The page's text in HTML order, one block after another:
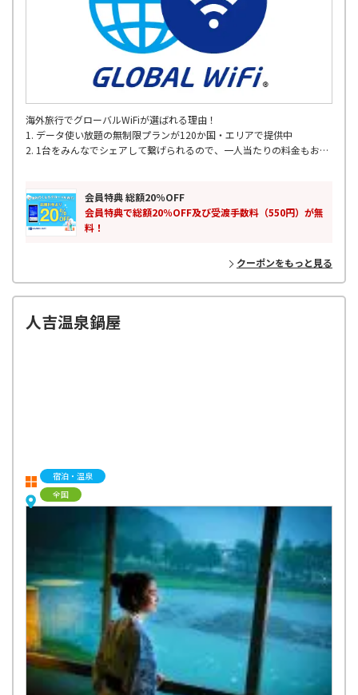
海外旅行でグローバルWiFiが選ばれる理由！
1. データ使い放題の無制限プランが120か国・エリアで提供中
2. 1台をみんなでシェアして繋げられるので、一人当たりの料金もお得
5. 海外200以上の国･地域対応
6. 24時間365日 WiFiサポート
会員特典 総額20％OFF
会員特典で総額20％OFF及び受渡手数料（550円）が無
料！
クーポンをもっと見る
人吉温泉鍋屋
宿泊・温泉
全国